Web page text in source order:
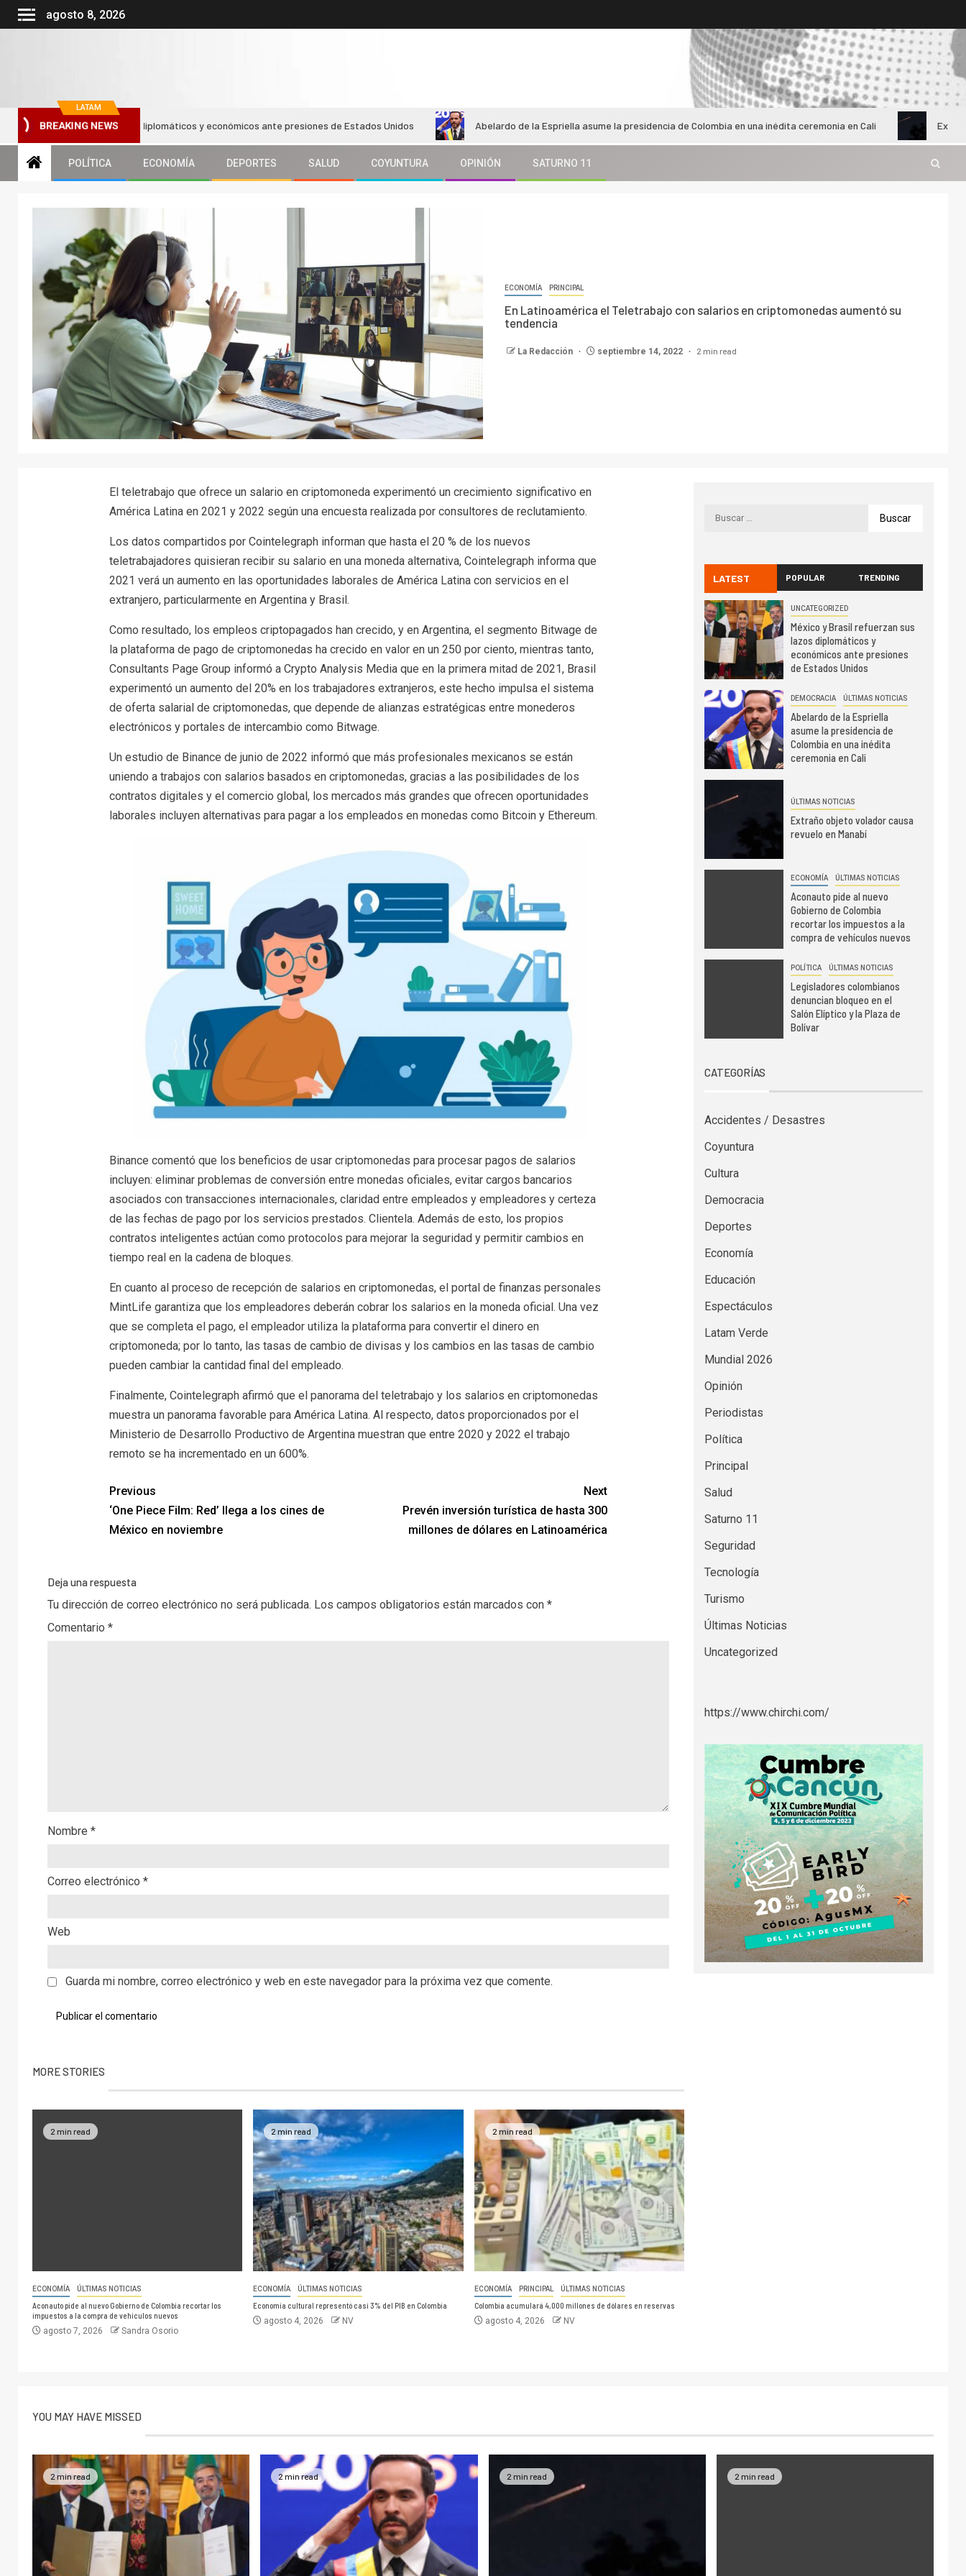
agosto 8, 2026
LATAM
BREAKING NEWS
refuerzan sus lazos diplomáticos y económicos ante presiones de Estados Unidos Abelardo de la Espriella asume la presidencia de Colombia en una inédita ceremonia en Cali Extraño objeto
POLÍTICA ECONOMÍA DEPORTES SALUD COYUNTURA OPINIÓN SATURNO 11
ECONOMÍA PRINCIPAL
En Latinoamérica el Teletrabajo con salarios en criptomonedas aumentó su
tendencia
La Redacción septiembre 14, 2022 2 min read
El teletrabajo que ofrece un salario en criptomoneda experimentó un crecimiento significativo en
América Latina en 2021 y 2022 según una encuesta realizada por consultores de reclutamiento.
Los datos compartidos por Cointelegraph informan que hasta el 20 % de los nuevos
teletrabajadores quisieran recibir su salario en una moneda alternativa, Cointelegraph informa que
2021 verá un aumento en las oportunidades laborales de América Latina con servicios en el
extranjero, particularmente en Argentina y Brasil.
Como resultado, los empleos criptopagados han crecido, y en Argentina, el segmento Bitwage de
la plataforma de pago de criptomonedas ha crecido en valor en un 250 por ciento, mientras tanto,
Consultants Page Group informó a Crypto Analysis Media que en la primera mitad de 2021, Brasil
experimentó un aumento del 20% en los trabajadores extranjeros, este hecho impulsa el sistema
de oferta salarial de criptomonedas, que depende de alianzas estratégicas entre monederos
electrónicos y portales de intercambio como Bitwage.
Un estudio de Binance de junio de 2022 informó que más profesionales mexicanos se están
uniendo a trabajos con salarios basados ​​en criptomonedas, gracias a las posibilidades de los
contratos digitales y el comercio global, los mercados más grandes que ofrecen oportunidades
laborales incluyen alternativas para pagar a los empleados en monedas como Bitcoin y Ethereum.
Binance comentó que los beneficios de usar criptomonedas para procesar pagos de salarios
incluyen: eliminar problemas de conversión entre monedas oficiales, evitar cargos bancarios
asociados con transacciones internacionales, claridad entre empleados y empleadores y certeza
de las fechas de pago por los servicios prestados. Clientela. Además de esto, los propios
contratos inteligentes actúan como protocolos para mejorar la seguridad y permitir cambios en
tiempo real en la cadena de bloques.
En cuanto al proceso de recepción de salarios en criptomonedas, el portal de finanzas personales
MintLife garantiza que los empleadores deberán cobrar los salarios en la moneda oficial. Una vez
que se completa el pago, el empleador utiliza la plataforma para convertir el dinero en
criptomoneda; por lo tanto, las tasas de cambio de divisas y los cambios en las tasas de cambio
pueden cambiar la cantidad final del empleado.
Finalmente, Cointelegraph afirmó que el panorama del teletrabajo y los salarios en criptomonedas
muestra un panorama favorable para América Latina. Al respecto, datos proporcionados por el
Ministerio de Desarrollo Productivo de Argentina muestran que entre 2020 y 2022 el trabajo
remoto se ha incrementado en un 600%.
Previous
‘One Piece Film: Red’ llega a los cines de
México en noviembre
Next
Prevén inversión turística de hasta 300
millones de dólares en Latinoamérica
Deja una respuesta
Tu dirección de correo electrónico no será publicada. Los campos obligatorios están marcados con *
Comentario *
Nombre *
Correo electrónico *
Web
Guarda mi nombre, correo electrónico y web en este navegador para la próxima vez que comente.
MORE STORIES
2 min read
ECONOMÍA ÚLTIMAS NOTICIAS
Aconauto pide al nuevo Gobierno de Colombia recortar los
impuestos a la compra de vehículos nuevos
agosto 7, 2026 Sandra Osorio
2 min read
ECONOMÍA ÚLTIMAS NOTICIAS
Economía cultural representó casi 3% del PIB en Colombia
agosto 4, 2026 NV
2 min read
ECONOMÍA PRINCIPAL ÚLTIMAS NOTICIAS
Colombia acumulará 4,000 millones de dólares en reservas
agosto 4, 2026 NV
LATEST POPULAR TRENDING
UNCATEGORIZED
México y Brasil refuerzan sus
lazos diplomáticos y
económicos ante presiones
de Estados Unidos
DEMOCRACIA ÚLTIMAS NOTICIAS
Abelardo de la Espriella
asume la presidencia de
Colombia en una inédita
ceremonia en Cali
ÚLTIMAS NOTICIAS
Extraño objeto volador causa
revuelo en Manabí
ECONOMÍA ÚLTIMAS NOTICIAS
Aconauto pide al nuevo
Gobierno de Colombia
recortar los impuestos a la
compra de vehículos nuevos
POLÍTICA ÚLTIMAS NOTICIAS
Legisladores colombianos
denuncian bloqueo en el
Salón Elíptico y la Plaza de
Bolívar
CATEGORÍAS
Accidentes / Desastres
Coyuntura
Cultura
Democracia
Deportes
Economía
Educación
Espectáculos
Latam Verde
Mundial 2026
Opinión
Periodistas
Política
Principal
Salud
Saturno 11
Seguridad
Tecnología
Turismo
Últimas Noticias
Uncategorized
https://www.chirchi.com/
YOU MAY HAVE MISSED
2 min read 2 min read 2 min read 2 min read